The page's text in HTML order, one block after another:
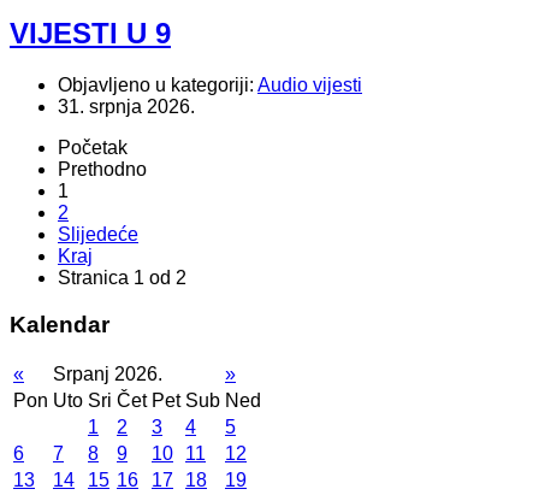
VIJESTI U 9
Objavljeno u kategoriji: Audio vijesti
31. srpnja 2026.
Početak
Prethodno
1
2
Slijedeće
Kraj
Stranica 1 od 2
Kalendar
« Srpanj 2026.
»
Pon Uto Sri Čet Pet Sub Ned
1
2 3 4
5
6
7 8 9 10 11
12
13
14 15 16 17 18
19